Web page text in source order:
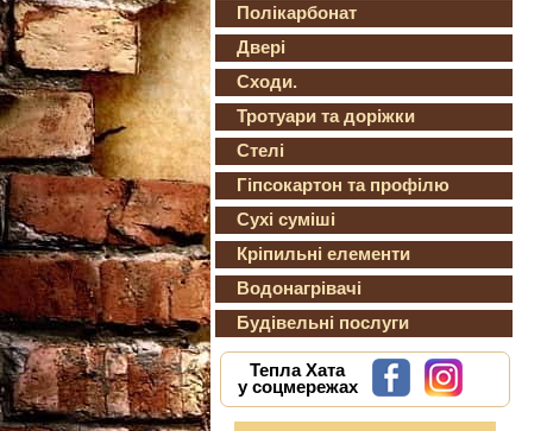
Полікарбонат
Двері
Сходи.
Тротуари та доріжки
Стелі
Гіпсокартон та профілю
Сухі суміші
Кріпильні елементи
Водонагрівачі
Будівельні послуги
Тепла Хата
у соцмережах